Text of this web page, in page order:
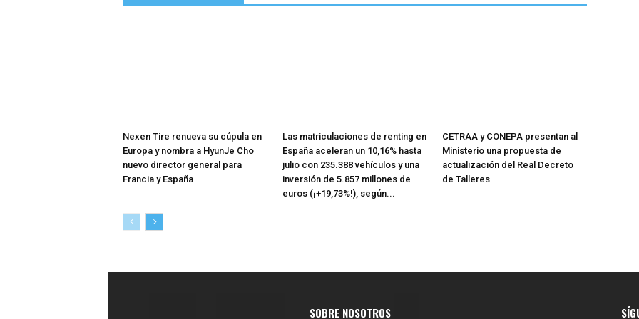
Nexen Tire renueva su cúpula en
Europa y nombra a HyunJe Cho
nuevo director general para
Francia y España
Las matriculaciones de renting en
España aceleran un 10,16% hasta
julio con 235.388 vehículos y una
inversión de 5.857 millones de
euros (¡+19,73%!), según...
CETRAA y CONEPA presentan al
Ministerio una propuesta de
actualización del Real Decreto
de Talleres
SOBRE NOSOTROS